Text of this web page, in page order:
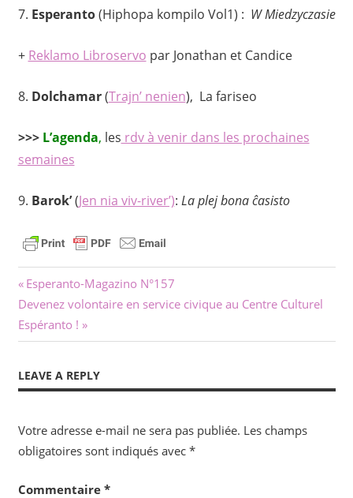
7. Esperanto(Hiphopa kompilo Vol1) : W Miedzyczasie
+ Reklamo Libroservo par Jonathan et Candice
8. Dolchamar(Trajn’ nenien), La fariseo
>>> L’agenda, les rdv à venir dans les prochaines
semaines
9. Barok’(Jen nia viv-river’): La plej bona ĉasisto
Navigation
de
l’article
Previous
Post:
Esperanto-Magazino N°157
Next
Post:
Devenez volontaire en service civique au Centre Culturel
Espéranto !
LEAVE A REPLY
Votre adresse e-mail ne sera pas publiée. Les champs
obligatoires sont indiqués avec *
Commentaire *